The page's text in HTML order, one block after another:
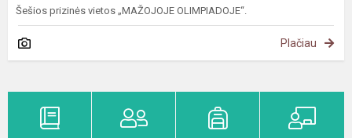
Šešios prizinės vietos „MAŽOJOJE OLIMPIADOJE“.
Plačiau